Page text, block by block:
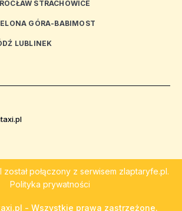
STRACHOWICE
GÓRA-BABIMOST
LUBLINEK
został połączony z serwisem zlaptaryfe.pl.
Polityka prywatności
- Wszystkie prawa zastrzeżone.